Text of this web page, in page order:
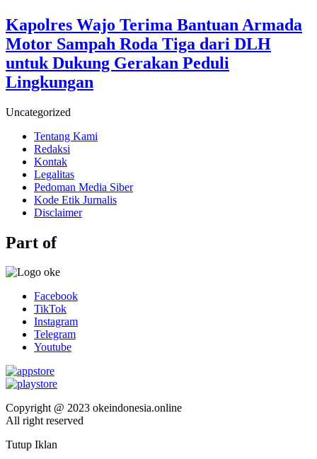
Kapolres Wajo Terima Bantuan Armada
Motor Sampah Roda Tiga dari DLH
untuk Dukung Gerakan Peduli
Lingkungan
Uncategorized
Tentang Kami
Redaksi
Kontak
Legalitas
Pedoman Media Siber
Kode Etik Jurnalis
Disclaimer
Part of
Facebook
TikTok
Instagram
Telegram
Youtube
Copyright @ 2023 okeindonesia.online
All right reserved
Tutup Iklan